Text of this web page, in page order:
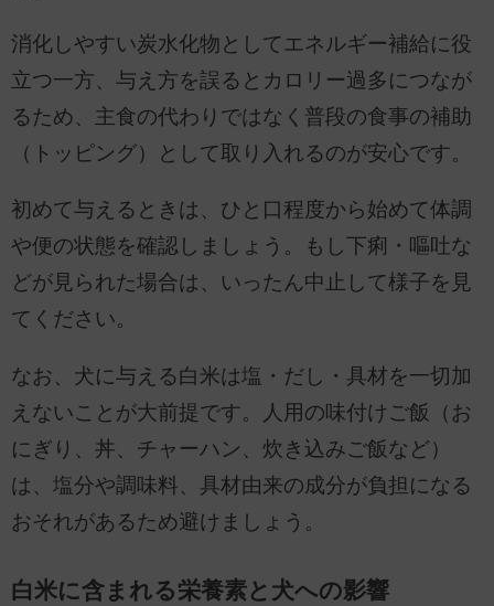
消化しやすい炭水化物としてエネルギー補給に役
立つ一方、与え方を誤るとカロリー過多につなが
るため、主食の代わりではなく普段の食事の補助
（トッピング）として取り入れるのが安心です。
初めて与えるときは、ひと口程度から始めて体調
や便の状態を確認しましょう。もし下痢・嘔吐な
どが見られた場合は、いったん中止して様子を見
てください。
なお、犬に与える白米は塩・だし・具材を一切加
えないことが大前提です。人用の味付けご飯（お
にぎり、丼、チャーハン、炊き込みご飯など）
は、塩分や調味料、具材由来の成分が負担になる
おそれがあるため避けましょう。
白米に含まれる栄養素と犬への影響